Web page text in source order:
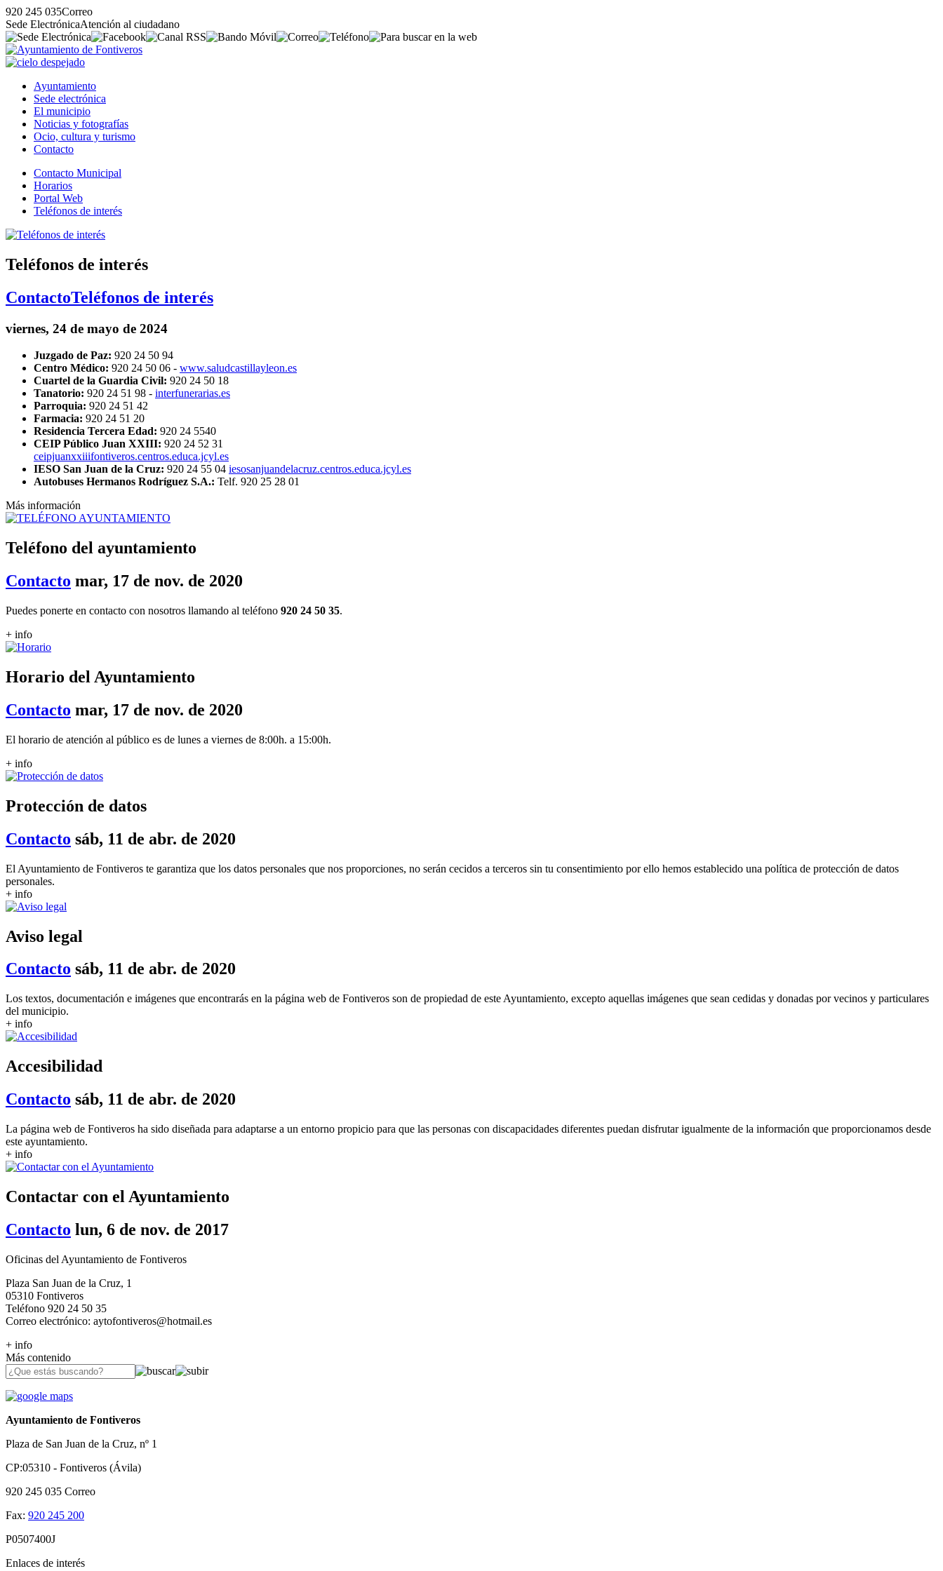
920 245 035Correo
Sede ElectrónicaAtención al ciudadano
Ayuntamiento
Sede electrónica
El municipio
Noticias y fotografías
Ocio, cultura y turismo
Contacto
Contacto Municipal
Horarios
Portal Web
Teléfonos de interés
Teléfonos de interés
ContactoTeléfonos de interés
viernes, 24 de mayo de 2024
Juzgado de Paz: 920 24 50 94
Centro Médico: 920 24 50 06 - www.saludcastillayleon.es
Cuartel de la Guardia Civil: 920 24 50 18
Tanatorio: 920 24 51 98 - interfunerarias.es
Parroquia: 920 24 51 42
Farmacia: 920 24 51 20
Residencia Tercera Edad: 920 24 5540
CEIP Público Juan XXIII: 920 24 52 31
ceipjuanxxiiifontiveros.centros.educa.jcyl.es
IESO San Juan de la Cruz: 920 24 55 04 iesosanjuandelacruz.centros.educa.jcyl.es
Autobuses Hermanos Rodríguez S.A.: Telf. 920 25 28 01
Más información
Teléfono del ayuntamiento
Contacto mar, 17 de nov. de 2020
Puedes ponerte en contacto con nosotros llamando al teléfono 920 24 50 35.
+ info
Horario del Ayuntamiento
Contacto mar, 17 de nov. de 2020
El horario de atención al público es de lunes a viernes de 8:00h. a 15:00h.
+ info
Protección de datos
Contacto sáb, 11 de abr. de 2020
El Ayuntamiento de Fontiveros te garantiza que los datos personales que nos proporciones, no serán cecidos a terceros sin tu consentimiento por ello hemos establecido una política de protección de datos
personales.
+ info
Aviso legal
Contacto sáb, 11 de abr. de 2020
Los textos, documentación e imágenes que encontrarás en la página web de Fontiveros son de propiedad de este Ayuntamiento, excepto aquellas imágenes que sean cedidas y donadas por vecinos y particulares
del municipio.
+ info
Accesibilidad
Contacto sáb, 11 de abr. de 2020
La página web de Fontiveros ha sido diseñada para adaptarse a un entorno propicio para que las personas con discapacidades diferentes puedan disfrutar igualmente de la información que proporcionamos desde
este ayuntamiento.
+ info
Contactar con el Ayuntamiento
Contacto lun, 6 de nov. de 2017
Oficinas del Ayuntamiento de Fontiveros
Plaza San Juan de la Cruz, 1
05310 Fontiveros
Teléfono 920 24 50 35
Correo electrónico: aytofontiveros@hotmail.es
+ info
Más contenido
Ayuntamiento de Fontiveros
Plaza de San Juan de la Cruz, nº 1
CP:05310 - Fontiveros (Ávila)
920 245 035 Correo
Fax: 920 245 200
P0507400J
Enlaces de interés